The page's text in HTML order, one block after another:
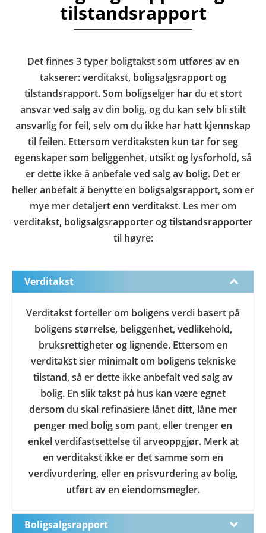
tilstandsrapport
Det finnes 3 typer boligtakst som utføres av en
takserer: verditakst, boligsalgsrapport og
tilstandsrapport. Som boligselger har du et stort
ansvar ved salg av din bolig, og du kan selv bli stilt
ansvarlig for feil, selv om du ikke har hatt kjennskap
til feilen. Ettersom verditaksten kun tar for seg
egenskaper som beliggenhet, utsikt og lysforhold, så
er dette ikke å anbefale ved salg av bolig. Det er
heller anbefalt å benytte en boligsalgsrapport, som er
mye mer detaljert enn verditakst. Les mer om
verditakst, boligsalgsrapporter og tilstandsrapporter
til høyre:
Verditakst
Verditakst forteller om boligens verdi basert på
boligens størrelse, beliggenhet, vedlikehold,
bruksrettigheter og lignende. Ettersom en
verditakst sier minimalt om boligens tekniske
tilstand, så er dette ikke anbefalt ved salg av
bolig. En slik takst på hus kan være egnet
dersom du skal refinasiere lånet ditt, låne mer
penger med bolig som pant, eller trenger en
enkel verdifastsettelse til arveoppgjør. Merk at
en verditakst ikke er det samme som en
verdivurdering, eller en prisvurdering av bolig,
utført av en eiendomsmegler.
Boligsalgsrapport